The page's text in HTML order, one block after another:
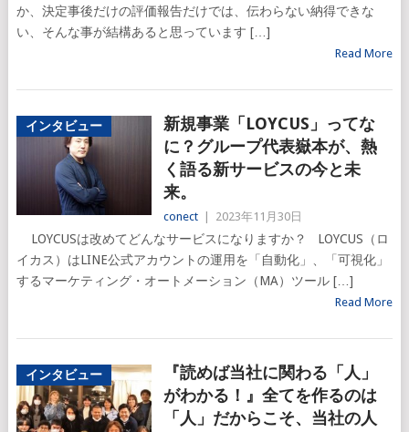
か、決定事後だけの評価報告だけでは、伝わらない納得できな
い、そんな事が結構あると思っています […]
Read More
インタビュー
新規事業「LOYCUS」ってな
に？グループ代表嶽本が、熱
く語る新サービスの今と未
来。
conect 2023年11月30日
LOYCUSは改めてどんなサービスになりますか？ LOYCUS（ロ
イカス）はLINE公式アカウントの運用を「自動化」、「可視化」
するマーケティング・オートメーション（MA）ツール […]
Read More
インタビュー
『読めば当社に関わる「人」
がわかる！』全てを作るのは
「人」だからこそ、当社の人